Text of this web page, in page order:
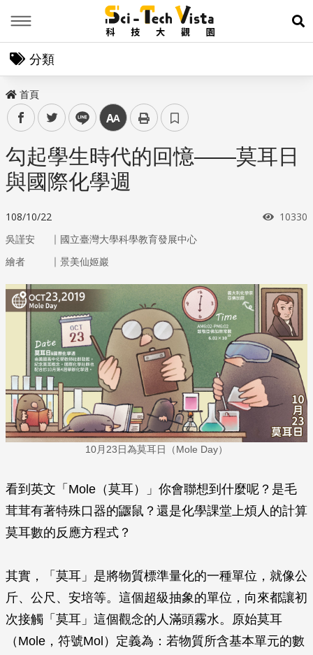
展
分類
首頁
facebooktwitter line 中
勾起學生時代的回憶——莫耳日
與國際化學週
108/10/22 瀏覽次
10330
吳謹安 ｜ 國立臺灣大學科學教育發展中心
繪者
｜ 景美仙姬巖
10月23日為莫耳日（Mole Day）
看到英文「Mole（莫耳） 」 你會聯想到什麼呢？是毛
茸茸有著特殊口器的鼴鼠？還是化學課堂上煩人的計算
莫耳數的反應方程式？
其實，「莫耳」是將物質標準量化的一種單位，就像公
斤、公尺、安培等。這個超級抽象的單位，向來都讓初
次接觸「莫耳」這個觀念的人滿頭霧水。原始莫耳
（Mole，符號Mol）定義為：若物質所含基本單元的數